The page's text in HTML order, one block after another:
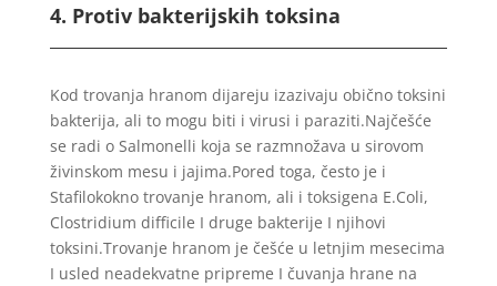
4. Protiv bakterijskih toksina
Kod trovanja hranom dijareju izazivaju obično toksini
bakterija, ali to mogu biti i virusi i paraziti.Najčešće
se radi o Salmonelli koja se razmnožava u sirovom
živinskom mesu i jajima.Pored toga, često je i
Stafilokokno trovanje hranom, ali i toksigena E.Coli,
Clostridium difficile I druge bakterije I njihovi
toksini.Trovanje hranom je češće u letnjim mesecima
I usled neadekvatne pripreme I čuvanja hrane na